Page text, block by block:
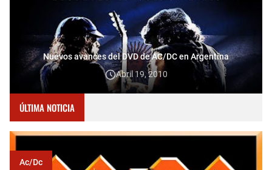
Nuevos avances del DVD de AC/DC en Argentina
Abril 19, 2010
ÚLTIMA NOTICIA
Ac/dc